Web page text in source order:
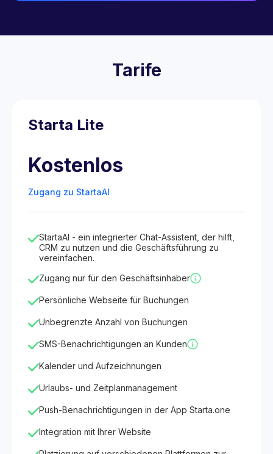
Tarife
Starta Lite
Kostenlos
Zugang zu StartaAI
StartaAI - ein integrierter Chat-Assistent, der hilft,
CRM zu nutzen und die Geschäftsführung zu
vereinfachen.
Zugang nur für den Geschäftsinhaber
Persönliche Webseite für Buchungen
Unbegrenzte Anzahl von Buchungen
SMS-Benachrichtigungen an Kunden
Kalender und Aufzeichnungen
Urlaubs- und Zeitplanmanagement
Push-Benachrichtigungen in der App Starta.one
Integration mit Ihrer Website